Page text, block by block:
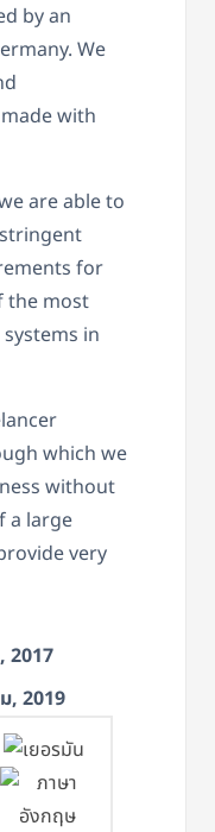
by an
We
with
are able to
for
the most
in
which we
without
a large
very
2017
, 2019